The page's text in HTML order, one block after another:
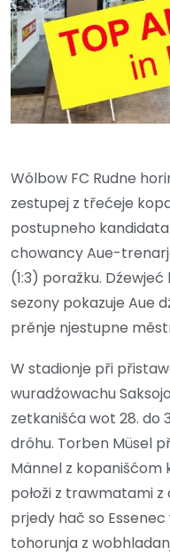
Wólbow FC Rudne
zestupej z třećeje
postupneho
chowancy Aue-
(1:3) poražku.
sezony pokazuje Aue
prěnje njestupne
W stadionje při
wuradźowachu
zetkanišća wot 28. do
dróhu. Torben Müsel
Männel z kopanišćom
połoži z trawmatami
prjedy hač so
tohorunja z